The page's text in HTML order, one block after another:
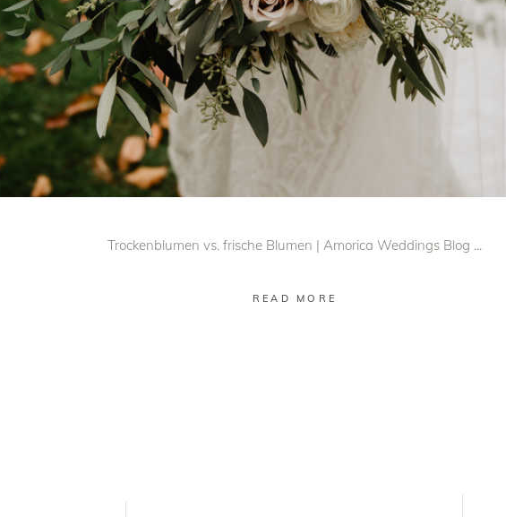
Trockenblumen vs. frische Blumen | Amorica Weddings Blog
READ MORE